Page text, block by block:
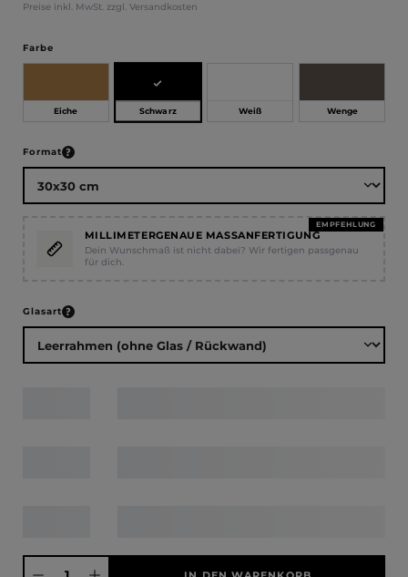
Preise inkl. MwSt. zzgl. Versandkosten
Farbeauswählen
Eiche Schwarz Weiß Wenge
Formatauswählen
EMPFEHLUNG
MILLIMETERGENAUE MASSANFERTIGUNG
Dein Wunschmaß ist nicht dabei? Wir fertigen passgenau
für dich.
Glasartauswählen